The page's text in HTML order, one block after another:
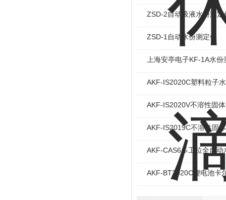
ZSD-2自动吸液水份测定
ZSD-1自动水份测定仪
上海安亭电子KF-1A水份
AKF-IS2020C塑料粒子
AKF-IS2020V不溶性固
AKF-IS2019C不溶性固
AKF-CAS6多工位全自动
AKF-BT2020C锂电池卡